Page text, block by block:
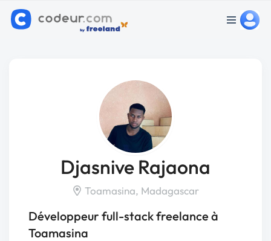
Djasnive Rajaona
Toamasina, Madagascar
Développeur full-stack freelance à
Toamasina